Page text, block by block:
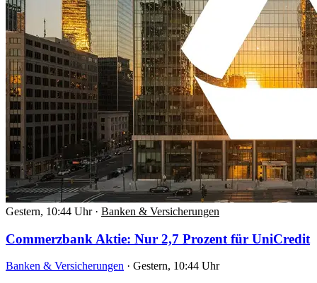
Gestern, 10:44 Uhr · Banken & Versicherungen
Commerzbank Aktie: Nur 2,7 Prozent für UniCredit
Banken & Versicherungen · Gestern, 10:44 Uhr